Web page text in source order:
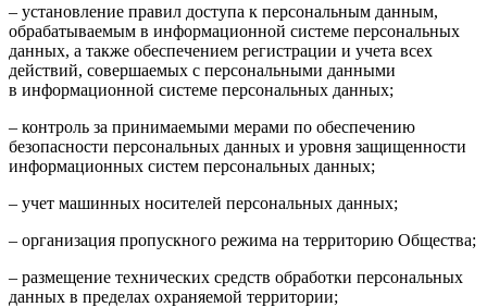
– установление правил доступа к персональным данным,
обрабатываемым в информационной системе персональных
данных, а также обеспечением регистрации и учета всех
действий, совершаемых с персональными данными
в информационной системе персональных данных;
– контроль за принимаемыми мерами по обеспечению
безопасности персональных данных и уровня защищенности
информационных систем персональных данных;
– учет машинных носителей персональных данных;
– организация пропускного режима на территорию Общества;
– размещение технических средств обработки персональных
данных в пределах охраняемой территории;